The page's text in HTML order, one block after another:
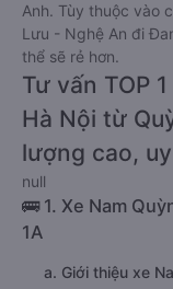
Anh. Tùy thuộc vào
Lưu - Nghệ An đi
thể sẽ rẻ hơn.
Tư vấn TOP
Hà Nội từ
lượng cao,
null
🚌 1. Xe Nam
1A
a. Giới thiệu xe